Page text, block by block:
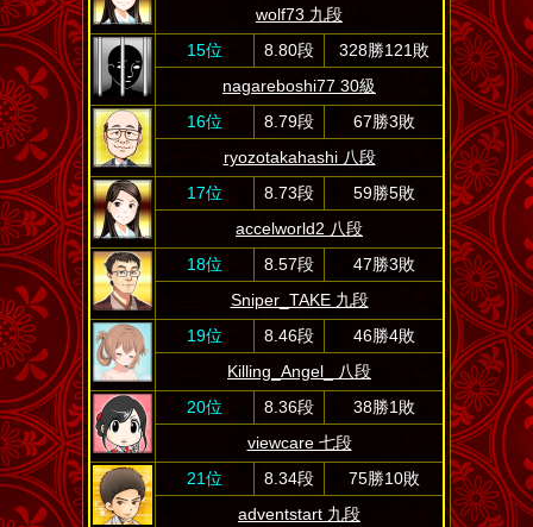
wolf73 九段
15位
8.80段
328勝121敗
nagareboshi77 30級
16位
8.79段
67勝3敗
ryozotakahashi 八段
17位
8.73段
59勝5敗
accelworld2 八段
18位
8.57段
47勝3敗
Sniper_TAKE 九段
19位
8.46段
46勝4敗
Killing_Angel_ 八段
20位
8.36段
38勝1敗
viewcare 七段
21位
8.34段
75勝10敗
adventstart 九段